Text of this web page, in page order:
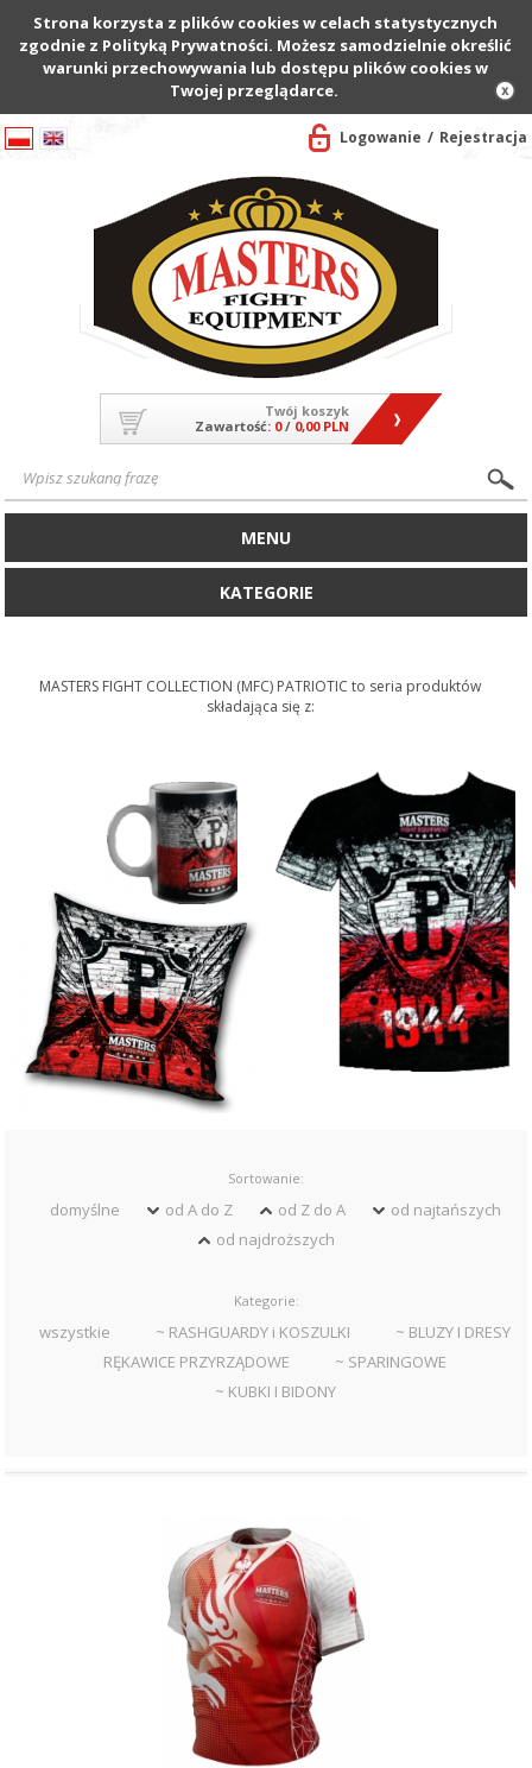
Strona korzysta z plików cookies w celach statystycznych
zgodnie z Polityką Prywatności. Możesz samodzielnie określić
warunki przechowywania lub dostępu plików cookies w
Twojej przeglądarce.
Logowanie Rejestracja
Twój koszyk
Zawartość: 0/ 0,00 PLN
MENU
KATEGORIE
MASTERS FIGHT COLLECTION (MFC) PATRIOTIC to seria produktów
składająca się z:
Sortowanie:
domyślne od A do Z od Z do A
od najtańszych
od najdroższych
Kategorie:
wszystkie ~ RASHGUARDY i KOSZULKI
~ BLUZY I DRESY
RĘKAWICE PRZYRZĄDOWE
~ SPARINGOWE
~ KUBKI I BIDONY